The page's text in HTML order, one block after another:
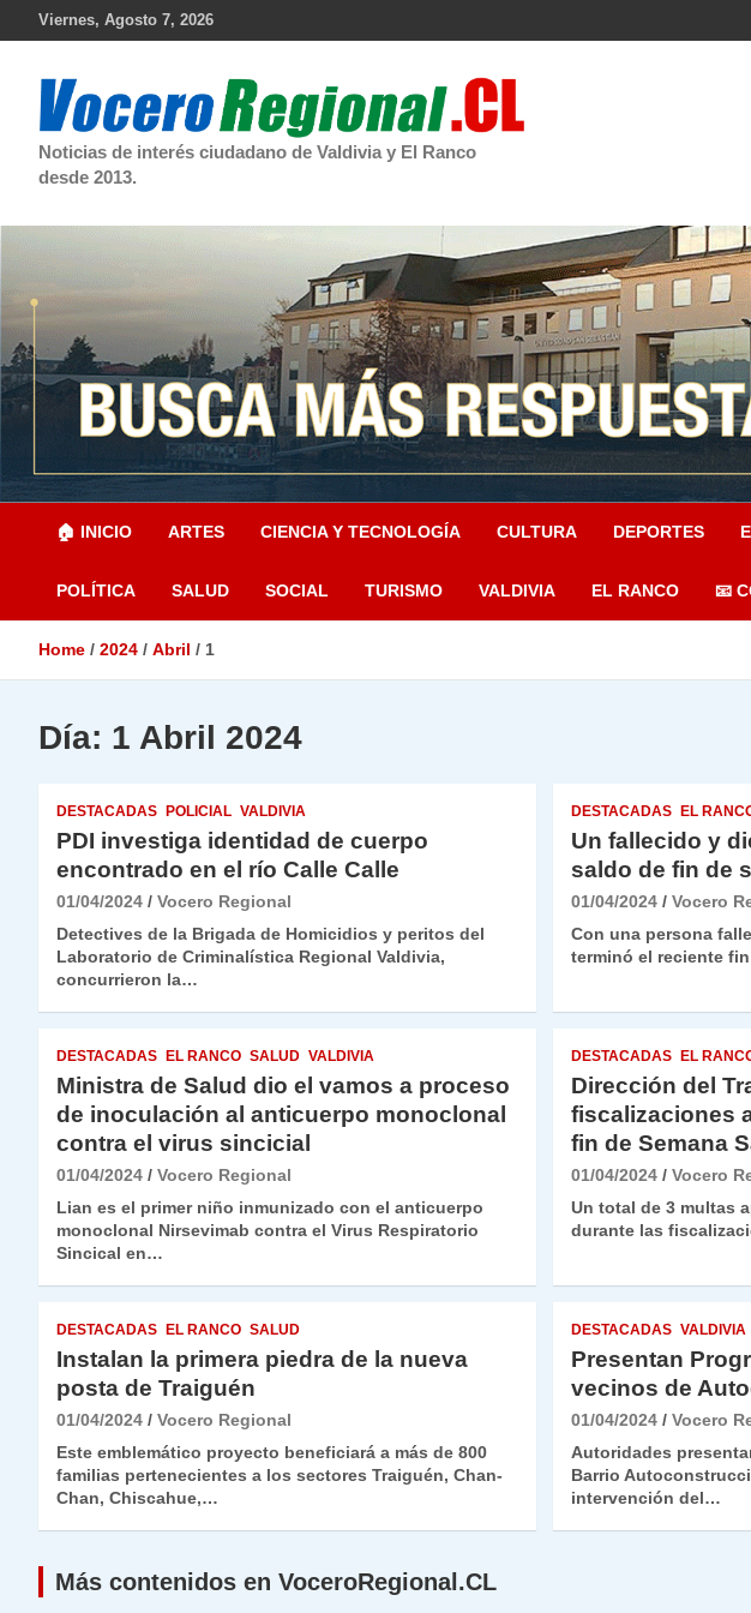
Viernes, Agosto 7, 2026
Noticias de interés ciudadano de Valdivia y El Ranco
desde 2013.
🏠 INICIO ARTES CIENCIA Y TECNOLOGÍA CULTURA DEPORTES
POLÍTICA SALUD SOCIAL TURISMO VALDIVIA EL RANCO 📧
Home 2024 Abril 1
Día: 1 Abril 2024
DESTACADAS POLICIAL VALDIVIA
PDI investiga identidad de cuerpo
encontrado en el río Calle Calle
01/04/2024
Vocero Regional
Detectives de la Brigada de Homicidios y peritos del
Laboratorio de Criminalística Regional Valdivia,
concurrieron la…
DESTACADAS EL
Un fallecido y
saldo de fin de
01/04/2024
Vocero
Con una persona
terminó el reciente
DESTACADAS EL RANCO SALUD VALDIVIA
Ministra de Salud dio el vamos a proceso
de inoculación al anticuerpo monoclonal
contra el virus sincicial
01/04/2024
Vocero Regional
Lian es el primer niño inmunizado con el anticuerpo
monoclonal Nirsevimab contra el Virus Respiratorio
Sincical en…
DESTACADAS EL
Dirección del
fiscalizaciones
fin de Semana
01/04/2024
Vocero
Un total de 3 multas
durante las
DESTACADAS EL RANCO SALUD
Instalan la primera piedra de la nueva
posta de Traiguén
01/04/2024
Vocero Regional
Este emblemático proyecto beneficiará a más de 800
familias pertenecientes a los sectores Traiguén, Chan-
Chan, Chiscahue,…
DESTACADAS VALDIVIA
Presentan
vecinos de
01/04/2024
Vocero
Autoridades
Barrio
intervención del…
Más contenidos en VoceroRegional.CL